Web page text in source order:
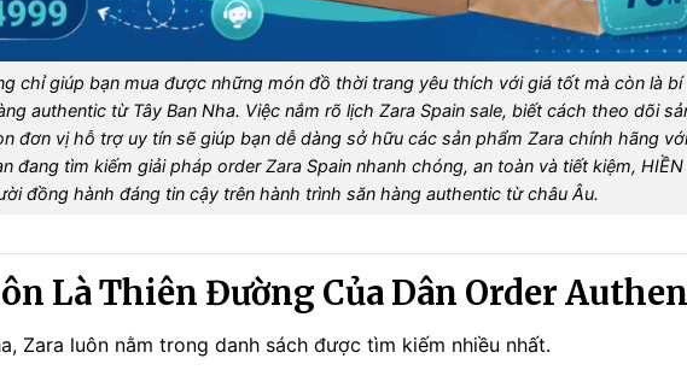
chỉ giúp bạn mua được những món đồ thời trang yêu thích với giá tốt mà còn là bí
authentic từ Tây Ban Nha. Việc nắm rõ lịch Zara Spain sale, biết cách theo dõi
đơn vị hỗ trợ uy tín sẽ giúp bạn dễ dàng sở hữu các sản phẩm Zara chính hãng với
đang tìm kiếm giải pháp order Zara Spain nhanh chóng, an toàn và tiết kiệm, HIỀN
đồng hành đáng tin cậy trên hành trình săn hàng authentic từ châu Âu.
Là Thiên Đường Của Dân Order
Zara luôn nằm trong danh sách được tìm kiếm nhiều nhất.